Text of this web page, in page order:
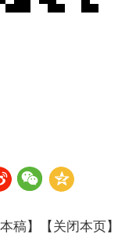
稿】 【关闭本页】